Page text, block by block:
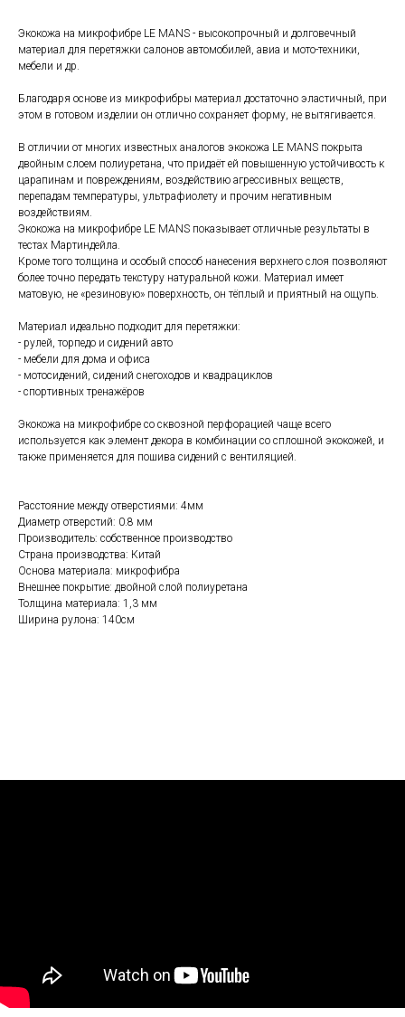
Экокожа на микрофибре LE MANS - высокопрочный и долговечный
материал для перетяжки салонов автомобилей, авиа и мото-техники,
мебели и др.
Благодаря основе из микрофибры материал достаточно эластичный, при
этом в готовом изделии он отлично сохраняет форму, не вытягивается.
В отличии от многих известных аналогов экокожа LE MANS покрыта
двойным слоем полиуретана, что придаёт ей повышенную устойчивость к
царапинам и повреждениям, воздействию агрессивных веществ,
перепадам температуры, ультрафиолету и прочим негативным
воздействиям.
Экокожа на микрофибре LE MANS показывает отличные результаты в
тестах Мартиндейла.
Кроме того толщина и особый способ нанесения верхнего слоя позволяют
более точно передать текстуру натуральной кожи. Материал имеет
матовую, не «резиновую» поверхность, он тёплый и приятный на ощупь.
Материал идеально подходит для перетяжки:
- рулей, торпедо и сидений авто
- мебели для дома и офиса
- мотосидений, сидений снегоходов и квадрациклов
- спортивных тренажёров
Экокожа на микрофибре со сквозной перфорацией чаще всего
используется как элемент декора в комбинации со сплошной экокожей, и
также применяется для пошива сидений с вентиляцией.
Расстояние между отверстиями: 4мм
Диаметр отверстий: 0.8 мм
Производитель: собственное производство
Страна производства: Китай
Основа материала: микрофибра
Внешнее покрытие: двойной слой полиуретана
Толщина материала: 1,3 мм
Ширина рулона: 140см